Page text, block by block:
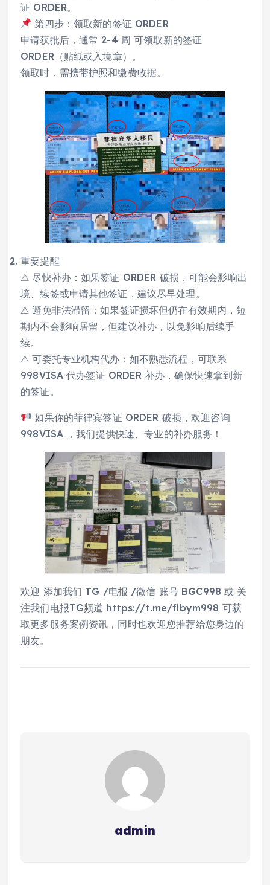
证 ORDER。
第四步：领取新的签证 ORDER
申请获批后，通常 2-4 周 可领取新的签证
ORDER（贴纸或入境章）。
领取时，需携带护照和缴费收据。
重要提醒
⚠ 尽快补办：如果签证 ORDER 破损，可能会影响出
境、续签或申请其他签证，建议尽早处理。
⚠ 避免非法滞留：如果签证损坏但仍在有效期内，短
期内不会影响居留，但建议补办，以免影响后续手
续。
⚠ 可委托专业机构代办：如不熟悉流程，可联系
998VISA 代办签证 ORDER 补办，确保快速拿到新
的签证。
如果你的菲律宾签证 ORDER 破损，欢迎咨询
998VISA ，我们提供快速、专业的补办服务！
欢迎 添加我们 TG /电报 /微信 账号 BGC998 或 关
注我们电报TG频道 https://t.me/flbym998 可获
取更多服务案例资讯，同时也欢迎您推荐给您身边的
朋友。
admin